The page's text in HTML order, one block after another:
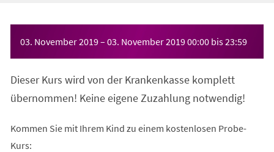
03. November 2019– 03. November 201900:00 bis23:59
Dieser Kurs wird von der Krankenkasse komplett
übernommen! Keine eigene Zuzahlung notwendig!
Kommen Sie mit Ihrem Kind zu einem kostenlosen Probe-
Kurs: